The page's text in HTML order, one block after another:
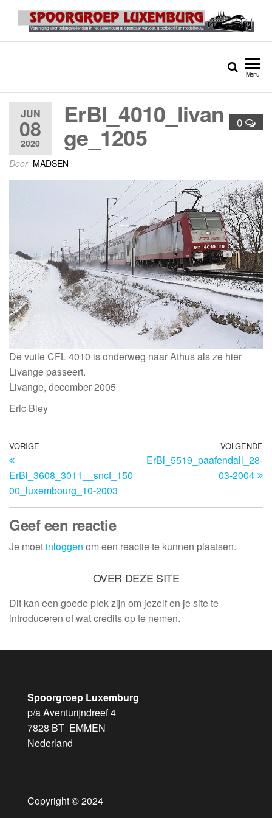
Spoorgroep Luxemburg
Menu
JUN
08
2020
0
ErBl_4010_livan
ge_1205
Door MADSEN
De vuile CFL 4010 is onderweg naar Athus als ze hier
Livange passeert.
Livange, december 2005
Eric Bley
VORIGE
ErBl_3608_3011__sncf_150
00_luxembourg_10-2003
VOLGENDE
ErBl_5519_paafendall_28-
03-2004
Geef een reactie
Je moet inloggen om een reactie te kunnen plaatsen.
OVER DEZE SITE
Dit kan een goede plek zijn om jezelf en je site te
introduceren of wat credits op te nemen.
Spoorgroep Luxemburg
p/a Aventurijndreef 4
7828 BT EMMEN
Nederland
Copyright © 2024